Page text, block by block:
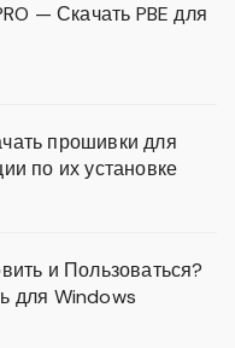
— Скачать PBE для
прошивки для
по их установке
и Пользоваться?
для Windows